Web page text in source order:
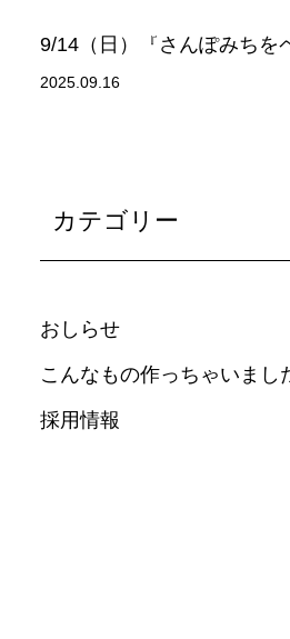
9/14（日）『さんぽみちを
2025.09.16
カテゴリー
おしらせ
こんなもの作っちゃいまし
採用情報